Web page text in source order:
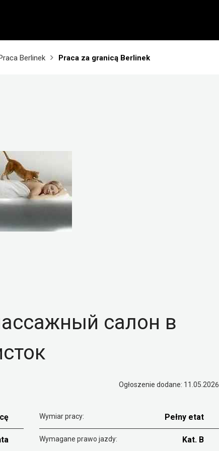
Berlinek Praca za granicą Berlinek
салон в
Ogłoszenie dodane: 11.05.2026
Wymiar pracy: Pełny etat
Wymagane prawo jazdy: Kat. B